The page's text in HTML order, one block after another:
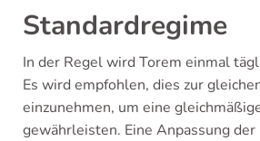
Standardregime
In der Regel wird Torem einmal
Es wird empfohlen, dies zur
einzunehmen, um eine
gewährleisten. Eine Anpassung